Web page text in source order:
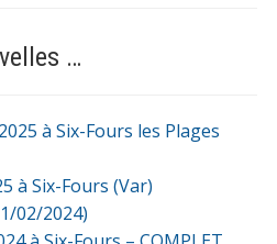
…
à Six-Fours les Plages
à Six-Fours (Var)
02/2024)